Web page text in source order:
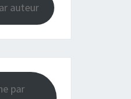
auteur
par